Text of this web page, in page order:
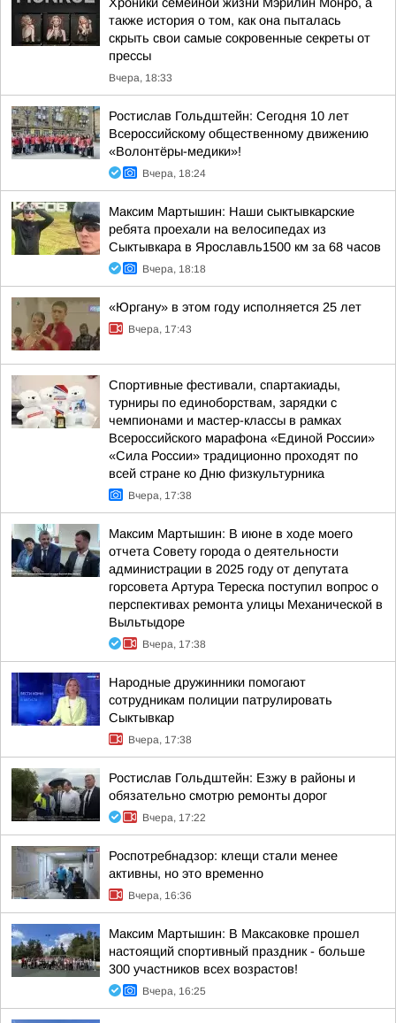
также история о том, как она пыталась
скрыть свои самые сокровенные секреты от
прессы
Вчера, 18:33
Ростислав Гольдштейн: Сегодня 10 лет
Всероссийскому общественному движению
«Волонтёры-медики»!
Вчера, 18:24
Максим Мартышин: Наши сыктывкарские
ребята проехали на велосипедах из
Сыктывкара в Ярославль1500 км за 68 часов
Вчера, 18:18
«Юргану» в этом году исполняется 25 лет
Вчера, 17:43
Спортивные фестивали, спартакиады,
турниры по единоборствам, зарядки с
чемпионами и мастер-классы в рамках
Всероссийского марафона «Единой России»
«Сила России» традиционно проходят по
всей стране ко Дню физкультурника
Вчера, 17:38
Максим Мартышин: В июне в ходе моего
отчета Совету города о деятельности
администрации в 2025 году от депутата
горсовета Артура Тереска поступил вопрос о
перспективах ремонта улицы Механической в
Выльтыдоре
Вчера, 17:38
Народные дружинники помогают
сотрудникам полиции патрулировать
Сыктывкар
Вчера, 17:38
Ростислав Гольдштейн: Езжу в районы и
обязательно смотрю ремонты дорог
Вчера, 17:22
Роспотребнадзор: клещи стали менее
активны, но это временно
Вчера, 16:36
Максим Мартышин: В Максаковке прошел
настоящий спортивный праздник - больше
300 участников всех возрастов!
Вчера, 16:25